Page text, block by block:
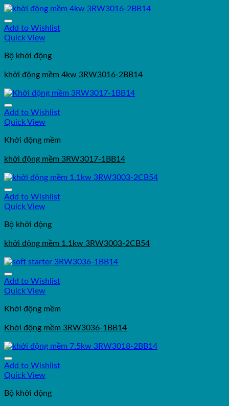
Add to Wishlist
Quick View
Bộ khởi động
khởi động mềm 4kw 3RW3016-2BB14
Add to Wishlist
Quick View
Khởi động mềm
khởi động mềm 3RW3017-1BB14
Add to Wishlist
Quick View
Bộ khởi động
khởi động mềm 1.1kw 3RW3003-2CB54
Add to Wishlist
Quick View
Khởi động mềm
Khởi động mềm 3RW3036-1BB14
Add to Wishlist
Quick View
Bộ khởi động